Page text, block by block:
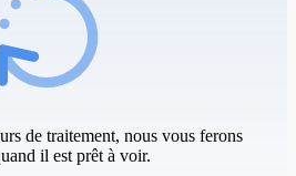
de traitement, nous vous ferons
il est prêt à voir.